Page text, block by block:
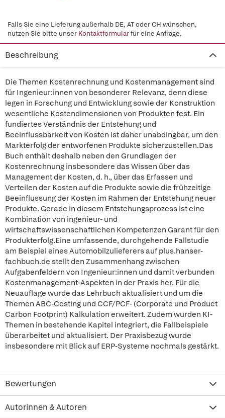
Falls Sie eine Lieferung außerhalb DE, AT oder CH wünschen,
nutzen Sie bitte unser Kontaktformularfür eine Anfrage.
Beschreibung
Die Themen Kostenrechnung und Kostenmanagement sind
für Ingenieur:innen von besonderer Relevanz, denn diese
legen in Forschung und Entwicklung sowie der Konstruktion
wesentliche Kostendimensionen von Produkten fest. Ein
fundiertes Verständnis der Entstehung und
Beeinflussbarkeit von Kosten ist daher unabdingbar, um den
Markterfolg der entworfenen Produkte sicherzustellen.Das
Buch enthält deshalb neben den Grundlagen der
Kostenrechnung insbesondere das Wissen über das
Management der Kosten, d. h., über das Erfassen und
Verteilen der Kosten auf die Produkte sowie die frühzeitige
Beeinflussung der Kosten im Rahmen der Entstehung neuer
Produkte. Gerade in diesem Entstehungsprozess ist eine
Kombination von ingenieur- und
wirtschaftswissenschaftlichen Kompetenzen Garant für den
Produkterfolg.Eine umfassende, durchgehende Fallstudie
am Beispiel eines Automobilzulieferers auf plus.hanser-
fachbuch.de stellt den Zusammenhang zwischen
Aufgabenfeldern von Ingenieur:innen und damit verbunden
Kostenmanagement-Aspekten in der Praxis her. Für die
Neuauflage wurde das Lehrbuch aktualisiert und um die
Themen ABC-Costing und CCF/PCF- (Corporate und Product
Carbon Footprint) Kalkulation erweitert. Zudem wurden KI-
Themen in bestehende Kapitel integriert, die Fallbeispiele
überarbeitet und aktualisiert. Der Praxisbezug wurde
insbesondere mit Blick auf ERP-Systeme nochmals gestärkt.
Bewertungen
Autorinnen & Autoren